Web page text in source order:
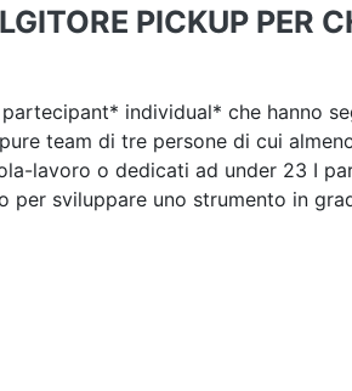
PICKUP PER
individual* che hanno
team di tre persone di cui
lavoro o dedicati ad under 23 I
per sviluppare uno strumento in